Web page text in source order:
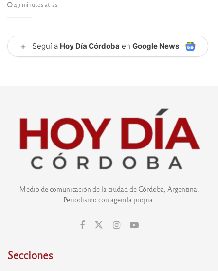
49 minutos atrás
+ Seguí a Hoy Día Córdoba en Google News
Medio de comunicación de la ciudad de Córdoba, Argentina.
Periodismo con agenda propia.
Secciones